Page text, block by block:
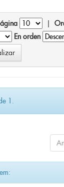
|
En orden
1.